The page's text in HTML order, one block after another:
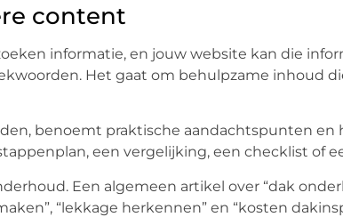
content
informatie, en jouw website kan die
Het gaat om behulpzame inhoud
benoemt praktische aandachtspunten en
een vergelijking, een checklist of
Een algemeen artikel over “dak
“lekkage herkennen” en “kosten